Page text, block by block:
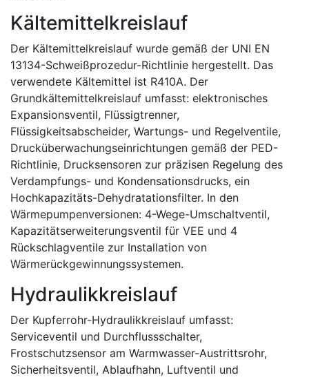
Kältemittelkreislauf
Der Kältemittelkreislauf wurde gemäß der UNI EN
13134-Schweißprozedur-Richtlinie hergestellt. Das
verwendete Kältemittel ist R410A. Der
Grundkältemittelkreislauf umfasst: elektronisches
Expansionsventil, Flüssigtrenner,
Flüssigkeitsabscheider, Wartungs- und Regelventile,
Drucküberwachungseinrichtungen gemäß der PED-
Richtlinie, Drucksensoren zur präzisen Regelung des
Verdampfungs- und Kondensationsdrucks, ein
Hochkapazitäts-Dehydratationsfilter. In den
Wärmepumpenversionen: 4-Wege-Umschaltventil,
Kapazitätserweiterungsventil für VEE und 4
Rückschlagventile zur Installation von
Wärmerückgewinnungssystemen.
Hydraulikkreislauf
Der Kupferrohr-Hydraulikkreislauf umfasst:
Serviceventil und Durchflussschalter,
Frostschutzsensor am Warmwasser-Austrittsrohr,
Sicherheitsventil, Ablaufhahn, Luftventil und